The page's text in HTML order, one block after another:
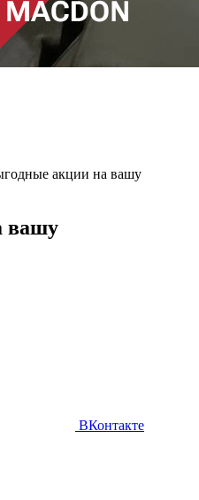
акции на вашу
вашу
ВКонтакте